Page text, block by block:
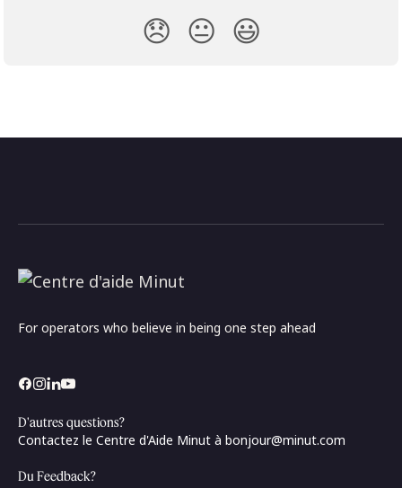
😞 😐 😃
For operators who believe in being one step ahead
D'autres questions?
Contactez le Centre d'Aide Minut à bonjour@minut.com
Du Feedback?